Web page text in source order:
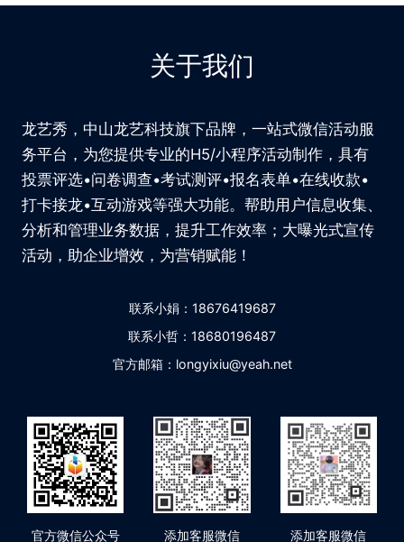
关于我们
龙艺秀，中山龙艺科技旗下品牌，一站式微信活动服
务平台，为您提供专业的H5/小程序活动制作，具有
投票评选•问卷调查•考试测评•报名表单•在线收款•
打卡接龙•互动游戏等强大功能。帮助用户信息收集、
分析和管理业务数据，提升工作效率；大曝光式宣传
活动，助企业增效，为营销赋能！
联系小娟：18676419687
联系小哲：18680196487
官方邮箱：longyixiu@yeah.net
官方微信公众号 添加客服微信 添加客服微信